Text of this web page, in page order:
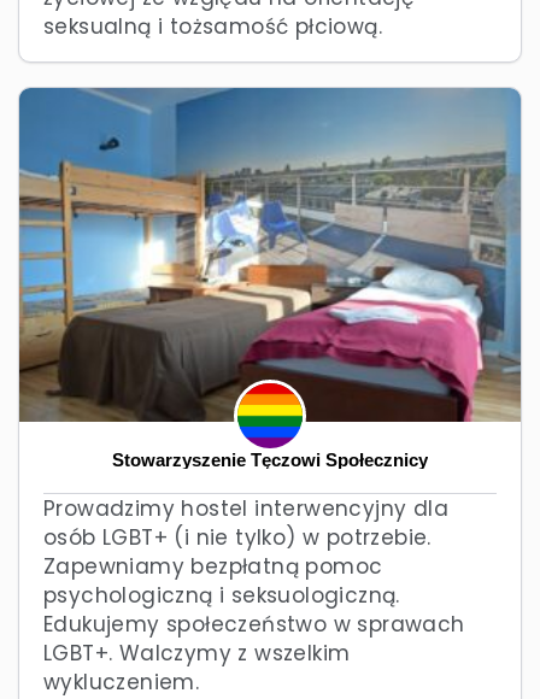
seksualną i tożsamość płciową.
Stowarzyszenie Tęczowi Społecznicy
Prowadzimy hostel interwencyjny dla
osób LGBT+ (i nie tylko) w potrzebie.
Zapewniamy bezpłatną pomoc
psychologiczną i seksuologiczną.
Edukujemy społeczeństwo w sprawach
LGBT+. Walczymy z wszelkim
wykluczeniem.